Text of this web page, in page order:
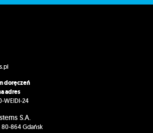
doręczeń
adres
WEIDI-24
S.A.
80-864 Gdańsk